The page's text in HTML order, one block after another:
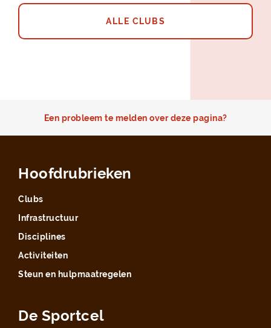
ALLE CLUBS
Een probleem te melden over deze pagina?
Hoofdrubrieken
Clubs
Infrastructuur
Disciplines
Activiteiten
Steun en hulpmaatregelen
De Sportcel